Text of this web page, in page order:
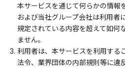
本サービスを通じて何らかの情報
および当社グループ会社は利用者
規定されている内容を超えて如何
ません。
3. 利用者は、本サービスを利用する
法令、業界団体の内部規則等に違